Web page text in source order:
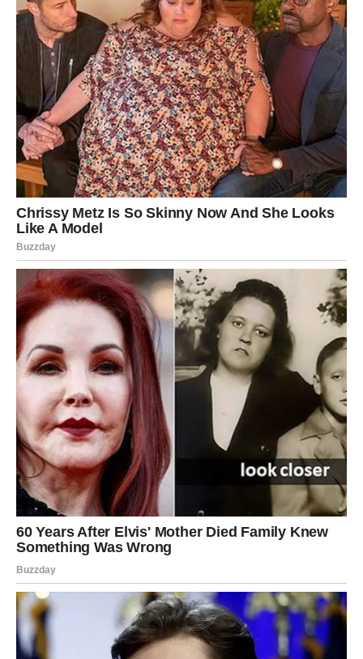
Popustljivostprema deci može im otežati postavljanje
jasnih granica.
Majka Blizanac je najsrećnija kada pronađe ravnotežu između
prijateljskog pristupai postavljanjajasnih granica
za svoju
decu.
Majka Rak: Srce porodice i emocionalna
dubina